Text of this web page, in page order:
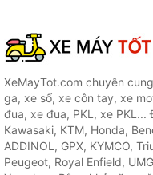
XeMayTot.com chuyên
ga, xe số, xe côn tay, xe
đua, xe đua, PKL, xe
Kawasaki, KTM, Honda,
ADDINOL, GPX, KYMCO,
Peugeot, Royal Enfield,